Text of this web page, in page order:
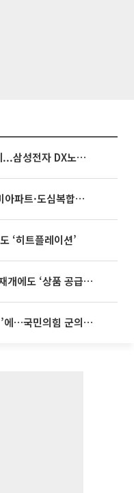
3445억 자사주 지급 마쳤는데...삼성전자 DX노조, 뒤늦은 '떼쓰기 집회'
영끌 '주택공급' 대책 임박⋯비아파트·도심복합까지 총동원
‘히트플레이션’
‘회생 D-3주’ 홈플러스, 영업 재개에도 ‘상품 공급망’ 복구가 생존 관건
우성빈 기장군수 ‘유튜브 정치’에…국민의힘 군의원들 집단 반발